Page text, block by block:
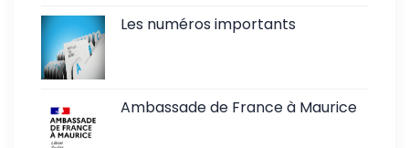
Les numéros importants
Ambassade de France à Maurice